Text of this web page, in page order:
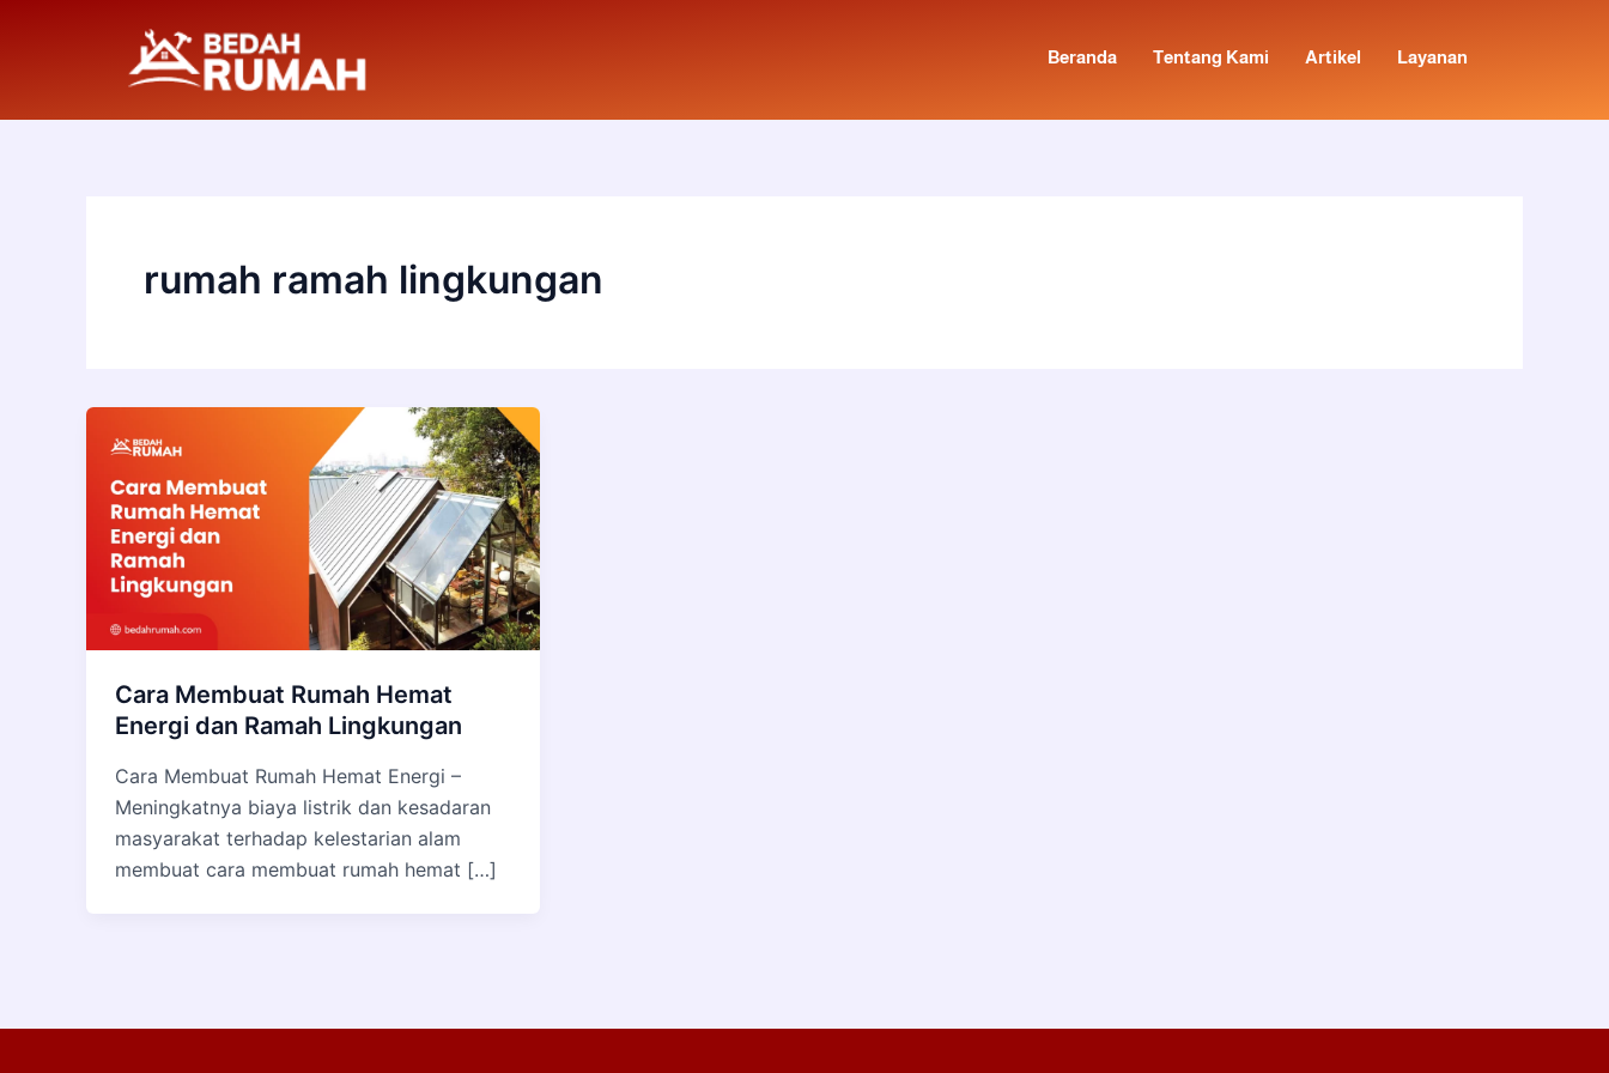
Beranda Tentang Kami Artikel Layanan
rumah ramah lingkungan
Cara Membuat Rumah Hemat
Energi dan Ramah Lingkungan
Cara Membuat Rumah Hemat Energi –
Meningkatnya biaya listrik dan kesadaran
masyarakat terhadap kelestarian alam
membuat cara membuat rumah hemat […]